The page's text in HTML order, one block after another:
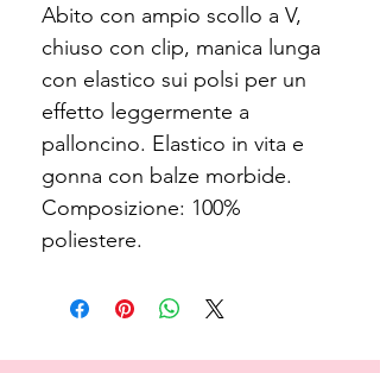
Abito con ampio scollo a V,
chiuso con clip, manica lunga
con elastico sui polsi per un
effetto leggermente a
palloncino. Elastico in vita e
gonna con balze morbide.
Composizione: 100%
poliestere.